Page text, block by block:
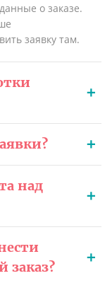
о заказе.
заявку там.
над
заказ?